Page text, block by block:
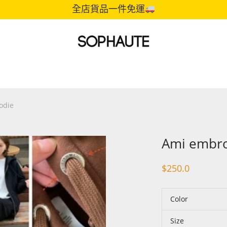
全店貨品一件免運
Ami
$250.0
Color
Size